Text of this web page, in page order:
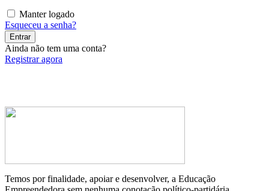
Manter logado
Esqueceu a senha?
Entrar
Ainda não tem uma conta?
Registrar agora
Temos por finalidade, apoiar e desenvolver, a Educação